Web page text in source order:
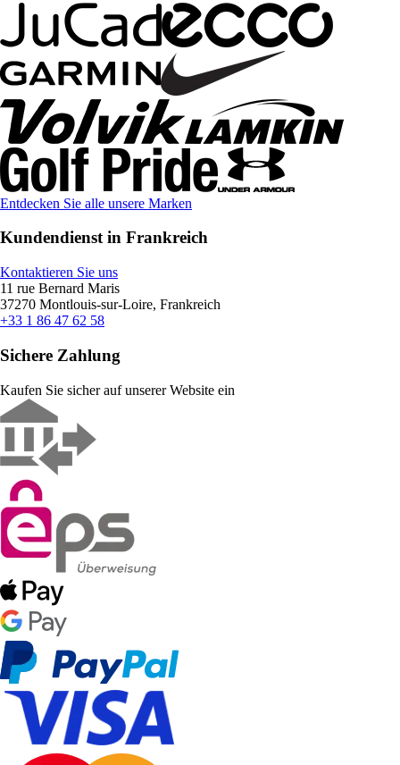
Entdecken Sie alle unsere Marken
Kundendienst in Frankreich
Kontaktieren Sie uns
11 rue Bernard Maris
37270 Montlouis-sur-Loire, Frankreich
+33 1 86 47 62 58
Sichere Zahlung
Kaufen Sie sicher auf unserer Website ein